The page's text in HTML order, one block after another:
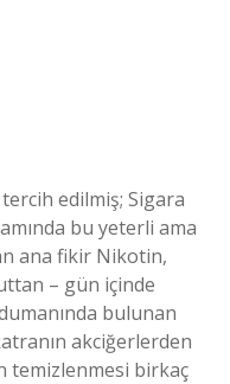
edilmiş; Sigara
bu yeterli ama
ana fikir Nikotin,
– gün içinde
bulunan
akciğerlerden
temizlenmesi birkaç